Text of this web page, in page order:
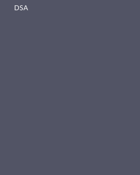
DSA